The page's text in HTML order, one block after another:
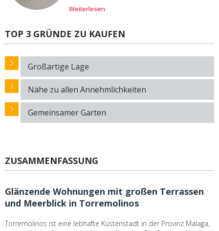
Weiterlesen
TOP 3 GRÜNDE ZU KAUFEN
Großartige Lage
Nähe zu allen Annehmlichkeiten
Gemeinsamer Garten
ZUSAMMENFASSUNG
Glänzende Wohnungen mit großen Terrassen
und Meerblick in Torremolinos
Torremolinos ist eine lebhafte Küstenstadt in der Provinz Malaga,